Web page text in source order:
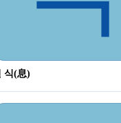
식(息)